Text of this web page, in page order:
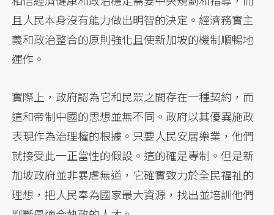
且人民本身沒有能力做出明智的決定。經濟務實主
義和政治整合的原則強化且使新加坡的機制順暢地
運作。
實際上，政府認為它和民眾之間存在一種契約，而
這和帝制中國的思想並無不同。政府以其優異施政
表現作為治理權的根據。只要人民安居樂業，他們
就接受此一正當性的假設。這的確是專制。但是新
加坡政府並非暴虐無道，它確實致力於全民福祉的
理想，把人民奉為國家最大資源，找出並培訓他們